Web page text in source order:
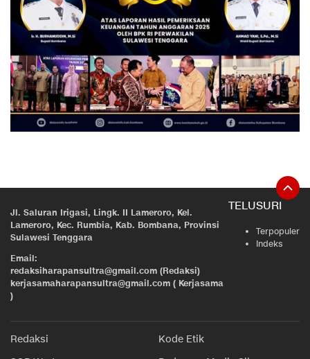
Jl. Saluran Irigasi, Lingk. II Lameroro, Kel.
Lameroro, Kec. Rumbia, Kab. Bombana, Provinsi
Sulawesi Tenggara
Email:
redaksiharapansultra@gmail.com (Redaksi)
kerjasamaharapansultra@gmail.com ( Kerjasama
)
TELUSURI
Terpopuler
Indeks
Redaksi
Kode Etik